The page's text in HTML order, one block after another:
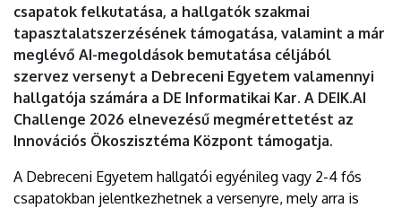
csapatok felkutatása, a hallgatók szakmai
tapasztalatszerzésének támogatása, valamint a már
meglévő AI-megoldások bemutatása céljából
szervez versenyt a Debreceni Egyetem valamennyi
hallgatója számára a DE Informatikai Kar. A DEIK.AI
Challenge 2026 elnevezésű megmérettetést az
Innovációs Ökoszisztéma Központ támogatja.
A Debreceni Egyetem hallgatói egyénileg vagy 2-4 fős
csapatokban jelentkezhetnek a versenyre, mely arra is